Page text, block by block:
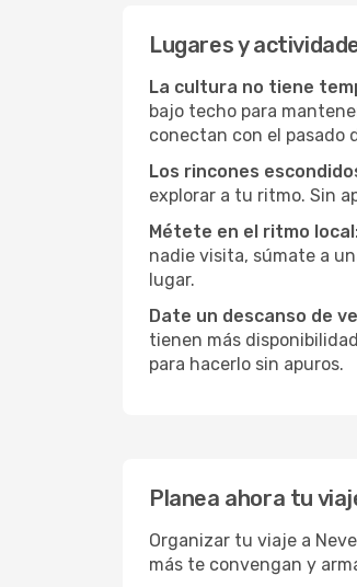
Lugares y
La cultura no tiene
bajo techo para
conectan con el pasado
Los rincones
explorar a tu ritmo. Sin
Métete en el ritmo local
nadie visita, súmate a
lugar.
Date un descanso de
tienen más
para hacerlo sin apuros.
Planea ahora tu
Organizar tu viaje a
más te convengan y